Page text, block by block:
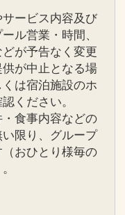
サービス内容及び
ル営業・時間、
が予告なく変更
が中止となる場
は宿泊施設のホ
ください。
・食事内容などの
限り、グループ
おひとり様毎の